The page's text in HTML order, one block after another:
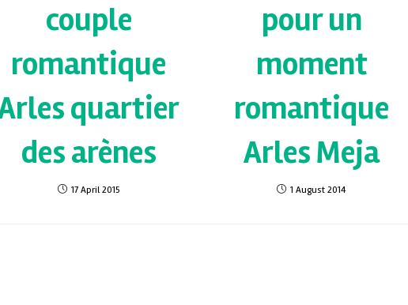
couple
romantique
quartier
des arènes
17 April 2015
pour un
moment
romantique
Arles Meja
1 August 2014